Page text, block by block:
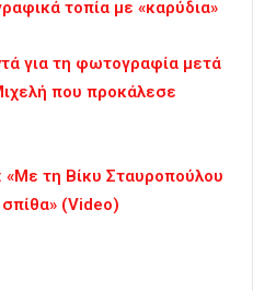
τοπία με «καρύδια»
για τη φωτογραφία μετά
που προκάλεσε
τη Βίκυ Σταυροπούλου
(Video)